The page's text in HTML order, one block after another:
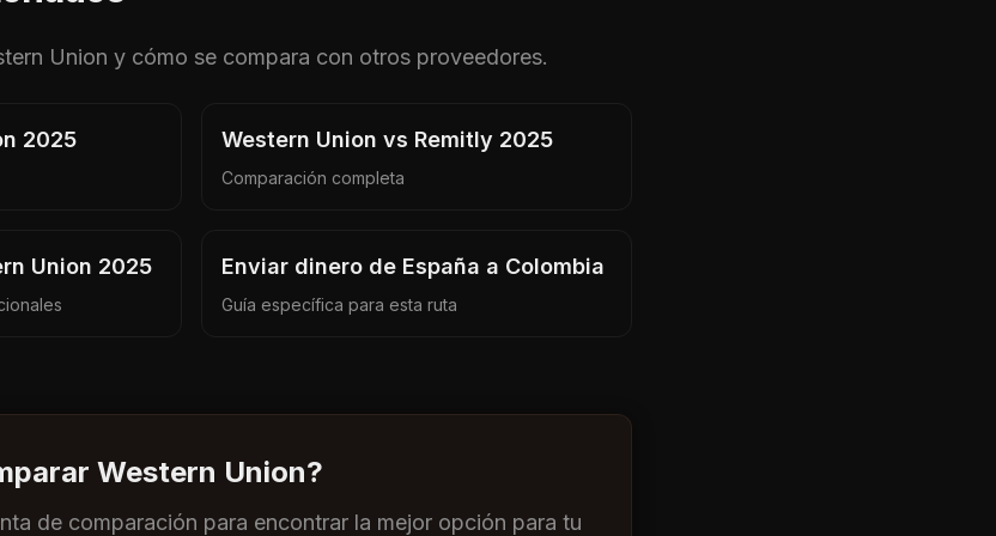
Union y cómo se compara con otros proveedores.
2025 Western Union vs Remitly 2025
Comparación completa
Union 2025 Enviar dinero de España a Colombia
Guía específica para esta ruta
Western Union?
de comparación para encontrar la mejor opción para tu